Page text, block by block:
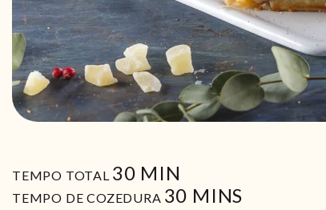
TEMPO TOTAL 30MIN
MIN
TEMPO DE COZEDURA 30 MIN
MINS